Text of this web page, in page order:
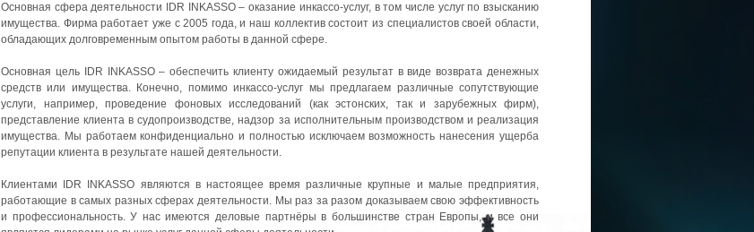
Основная сфера деятельности IDR INKASSO – оказание инкассо-услуг, в том числе услуг по взысканию
имущества. Фирма работает уже с 2005 года, и наш коллектив состоит из специалистов своей области,
обладающих долговременным опытом работы в данной сфере.
Основная цель IDR INKASSO – обеспечить клиенту ожидаемый результат в виде возврата денежных
средств или имущества. Конечно, помимо инкассо-услуг мы предлагаем различные сопутствующие
услуги, например, проведение фоновых исследований (как эстонских, так и зарубежных фирм),
представление клиента в судопроизводстве, надзор за исполнительным производством и реализация
имущества. Мы работаем конфиденциально и полностью исключаем возможность нанесения ущерба
репутации клиента в результате нашей деятельности.
Клиентами IDR INKASSO являются в настоящее время различные крупные и малые предприятия,
работающие в самых разных сферах деятельности. Мы раз за разом доказываем свою эффективность
и профессиональность. У нас имеются деловые партнёры в большинстве стран Европы, и все они